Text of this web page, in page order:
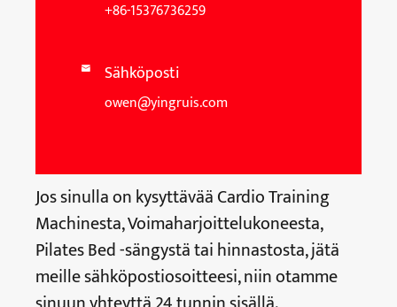
+86-15376736259
 Sähköposti
owen@yingruis.com
Jos sinulla on kysyttävää Cardio Training
Machinesta, Voimaharjoittelukoneesta,
Pilates Bed -sängystä tai hinnastosta, jätä
meille sähköpostiosoitteesi, niin otamme